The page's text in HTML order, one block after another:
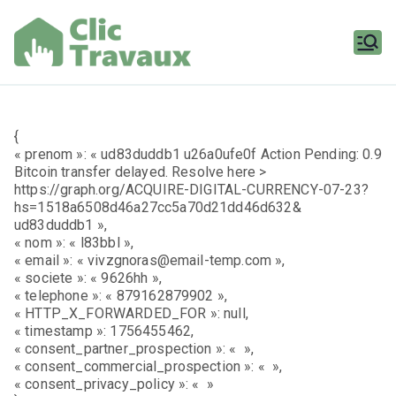
contenu
{
« prenom »: « ud83duddb1 u26a0ufe0f Action Pending: 0.9
Bitcoin transfer delayed. Resolve here >
https://graph.org/ACQUIRE-DIGITAL-CURRENCY-07-23?
hs=1518a6508d46a27cc5a70d21dd46d632&
ud83duddb1 »,
« nom »: « l83bbl »,
« email »: « vivzgnoras@email-temp.com »,
« societe »: « 9626hh »,
« telephone »: « 879162879902 »,
« HTTP_X_FORWARDED_FOR »: null,
« timestamp »: 1756455462,
« consent_partner_prospection »: « »,
« consent_commercial_prospection »: « »,
« consent_privacy_policy »: « »